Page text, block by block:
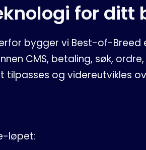
for ditt
bygger vi Best-of-Breed
CMS, betaling, søk,
tilpasses og videreutvikles
løpet: